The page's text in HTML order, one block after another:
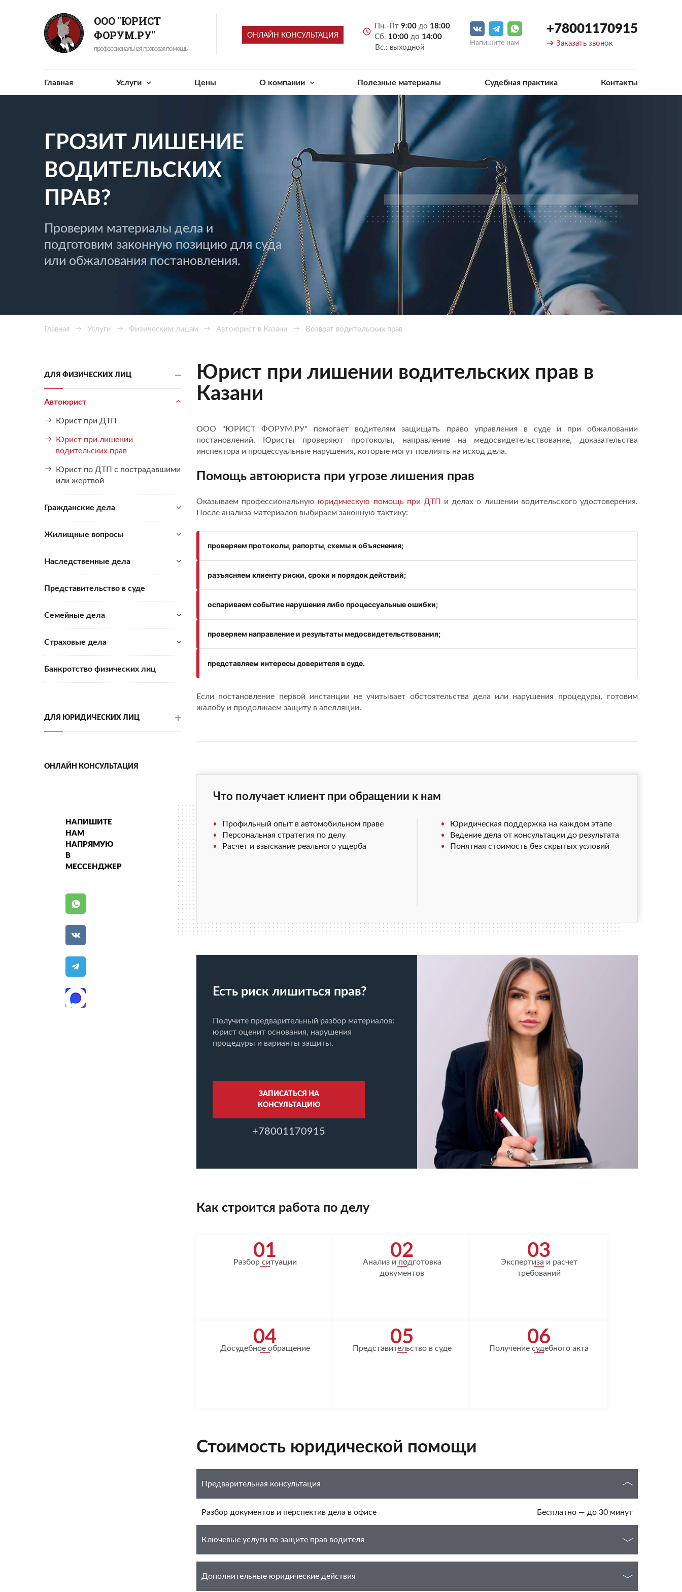
ООО "ЮРИСТ
ФОРУМ.РУ"
профессиональная правовая помощь
ОНЛАЙН КОНСУЛЬТАЦИЯ
Пн.-Пт 9:00 до 18:00
Сб. 10:00 до 14:00
Вс.: выходной
Напишите нам
+78001170915
Заказать звонок
Главная Услуги Цены О компании Полезные материалы Судебная практика Контакты
ГРОЗИТ ЛИШЕНИЕ
ВОДИТЕЛЬСКИХ
ПРАВ?
Проверим материалы дела и
подготовим законную позицию для суда
или обжалования постановления.
Главная Услуги Физическим лицам Автоюрист в Казани Возврат водительских прав
ДЛЯ ФИЗИЧЕСКИХ ЛИЦ
Автоюрист
Юрист при ДТП
Юрист при лишении
водительских прав
Юрист по ДТП с пострадавшими
или жертвой
Гражданские дела
Жилищные вопросы
Наследственные дела
Представительство в суде
Семейные дела
Страховые дела
Банкротство физических лиц
ДЛЯ ЮРИДИЧЕСКИХ ЛИЦ
ОНЛАЙН КОНСУЛЬТАЦИЯ
НАПИШИТЕ
НАМ
НАПРЯМУЮ
В
МЕССЕНДЖЕР
Юрист при лишении водительских прав в
Казани
ООО "ЮРИСТ ФОРУМ.РУ" помогает водителям защищать право управления в суде и при обжаловании
постановлений. Юристы проверяют протоколы, направление на медосвидетельствование, доказательства
инспектора и процессуальные нарушения, которые могут повлиять на исход дела.
Помощь автоюриста при угрозе лишения прав
Оказываем профессиональную юридическую помощь при ДТП
и делах о лишении водительского удостоверения.
После анализа материалов выбираем законную тактику:
проверяем протоколы, рапорты, схемы и объяснения;
разъясняем клиенту риски, сроки и порядок действий;
оспариваем событие нарушения либо процессуальные ошибки;
проверяем направление и результаты медосвидетельствования;
представляем интересы доверителя в суде.
Если постановление первой инстанции не учитывает обстоятельства дела или нарушения процедуры, готовим
жалобу и продолжаем защиту в апелляции.
Что получает клиент при обращении к нам
Профильный опыт в автомобильном праве
Персональная стратегия по делу
Расчет и взыскание реального ущерба
Юридическая поддержка на каждом этапе
Ведение дела от консультации до результата
Понятная стоимость без скрытых условий
Есть риск лишиться прав?
Получите предварительный разбор материалов:
юрист оценит основания, нарушения
процедуры и варианты защиты.
ЗАПИСАТЬСЯ НА
КОНСУЛЬТАЦИЮ
+78001170915
Как строится работа по делу
01
Разбор ситуации
02
Анализ и подготовка
документов
03
Экспертиза и расчет
требований
04
Досудебное обращение
05
Представительство в суде
06
Получение судебного акта
Стоимость юридической помощи
Предварительная консультация
Разбор документов и перспектив дела в офисе Бесплатно — до 30 минут
Ключевые услуги по защите прав водителя
Дополнительные юридические действия